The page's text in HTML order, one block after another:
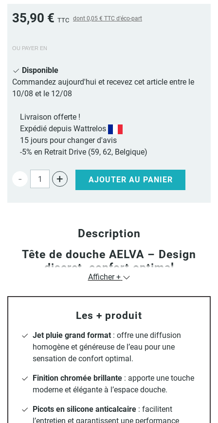
35,90 € TTC dont 0,05 € TTC d'éco-part
OU PAYER EN
Disponible
Commandez aujourd'hui et recevez cet article entre le
10/08 et le 12/08
Livraison offerte !
Expédié depuis Wattrelos
15 jours pour changer d'avis
-5% en Retrait Drive (59, 62, Belgique)
- + AJOUTER AU PANIER
Description
Tête de douche AELVA – Design
discret, confort optimal
tête de douche AELVAoffre une expérience de douche
agréable grâce à son jet pluie doux et enveloppant. Avec un
l’eau pour un moment de détente au quotidien. Son
et sa finition chromée
s’intègrent facilement dans
tous types d’intérieurs, du plus classique au plus
contemporain. Fabriquée
en ABS chromé
résistance à la corrosion et durabilité. Son
anticalcaire avec picotsen silicone facilite l’entretien et
limite les dépôts pour garantir des performances
aussi bien sur une fixation murale que plafond, et est
Afficher +
Les + produit
Jet pluie grand format : offre une diffusion
homogène et généreuse de l’eau pour une
sensation de confort optimal.
Finition chromée brillante : apporte une touche
moderne et élégante à l’espace douche.
Picots en silicone anticalcaire : facilitent
l’entretien et garantissent une performance